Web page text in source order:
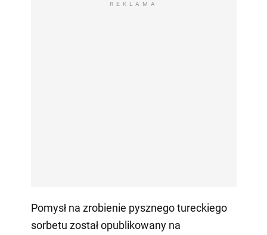
REKLAMA
Pomysł na zrobienie pysznego tureckiego
sorbetu został opublikowany na